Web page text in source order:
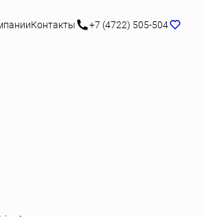
Контакты +7 (4722) 505-504